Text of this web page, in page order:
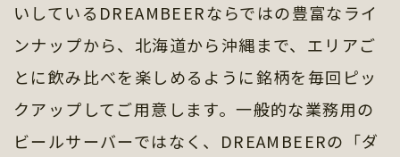
いしているDREAMBEERならではの豊富なライ
ンナップから、北海道から沖縄まで、エリアご
とに飲み比べを楽しめるように銘柄を毎回ピッ
クアップしてご用意します。一般的な業務用の
ビールサーバーではなく、DREAMBEERの「ダ